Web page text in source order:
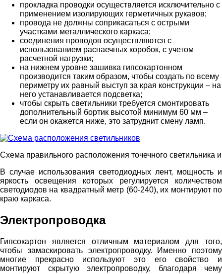
прокладка проводки осуществляется исключительно с
применением изолирующих герметичных рукавов;
провода не должны соприкасаться с острыми
участками металлического каркаса;
соединения проводов осуществляются с
использованием распаечных коробок, с учетом
расчетной нагрузки;
на нижнем уровне зашивка гипсокартонном
производится таким образом, чтобы создать по всему
периметру их равный выступ за края конструкции – на
него устанавливается подсветка;
чтобы скрыть светильники требуется смонтировать
дополнительный бортик высотой минимум 60 мм –
если он окажется ниже, это затруднит смену ламп.
Схема правильного расположения точечного светильника
В случае использования светодиодных лент, мощность и
яркость освещения которых регулируется количеством
светодиодов на квадратный метр (60-240), их монтируют по
краю каркаса.
Электропроводка
Гипсокартон является отличным материалом для того,
чтобы замаскировать электропроводку. Именно поэтому
многие прекрасно используют это его свойство и
монтируют скрытую электропроводку, благодаря чему